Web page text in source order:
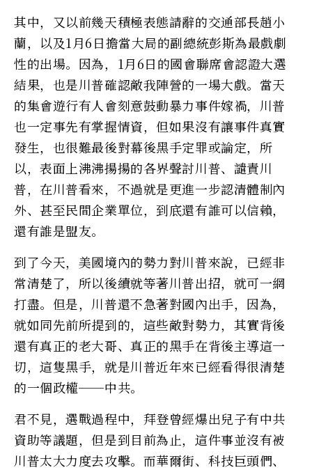
其中，又以前幾天積極表態請辭的交通部長趙小
蘭，以及1月6日擔當大局的副總統彭斯為最戲劇
性的出場。因為，1月6日的國會聯席會認證大選
結果，也是川普確認敵我陣營的一場大戲。當天
的集會遊行有人會刻意鼓動暴力事件嫁禍，川普
也一定事先有掌握情資，但如果沒有讓事件真實
發生，也很難最後對幕後黑手定罪或論定，所
以，表面上沸沸揚揚的各界聲討川普、譴責川
普，在川普看來，不過就是更進一步認清體制內
外、甚至民間企業單位，到底還有誰可以信賴，
還有誰是盟友。
到了今天，美國境內的勢力對川普來說，已經非
常清楚了，所以後續就等著川普出招，就可一網
打盡。但是，川普還不急著對國內出手，因為，
就如同先前所提到的，這些敵對勢力，其實背後
還有真正的老大哥、真正的黑手在背後主導這一
切，這隻黑手，就是川普近年來已經看得很清楚
的一個政權──中共。
君不見，選戰過程中，拜登曾經爆出兒子有中共
資助等議題，但是到目前為止，這件事並沒有被
川普太大力度去攻擊。而華爾街、科技巨頭們、